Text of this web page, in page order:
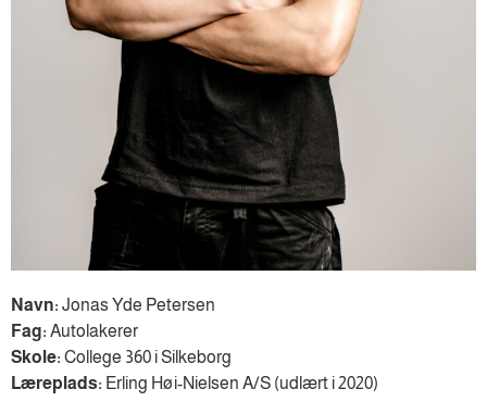
Navn: Jonas Yde Petersen
Fag: Autolakerer
Skole: College 360 i Silkeborg
Læreplads: Erling Høi-Nielsen A/S (udlært i 2020)